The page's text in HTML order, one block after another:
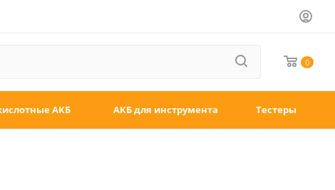
0
АКБ АКБ для инструмента Тестеры